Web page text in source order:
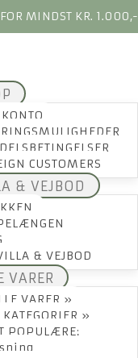
MINDST KR. 1.000,-
CUSTOMERS
& VEJBOD
& VEJBOD
VARER
VARER »
KATEGORIER »
POPULÆRE: